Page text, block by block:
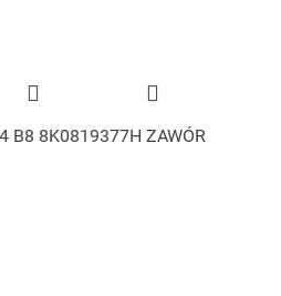
B8 8K0819377H ZAWÓR